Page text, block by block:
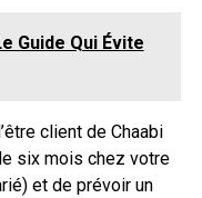
Guide Qui Évite
client de Chaabi
six mois chez votre
et de prévoir un